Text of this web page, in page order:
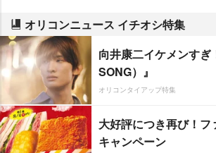
オリコンニュース イチオシ特集
向井康二イケメンすぎ
SONG）』
オリコンタイアップ特集
大好評につき再び！
キャンペーン